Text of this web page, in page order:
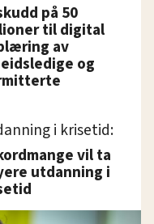
på 50
til digital
av
og
i krisetid:
vil ta
utdanning i